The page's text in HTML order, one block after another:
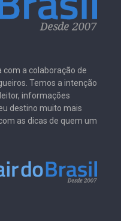
com a colaboração de
Temos a intenção
informações
destino muito mais
as dicas de quem um